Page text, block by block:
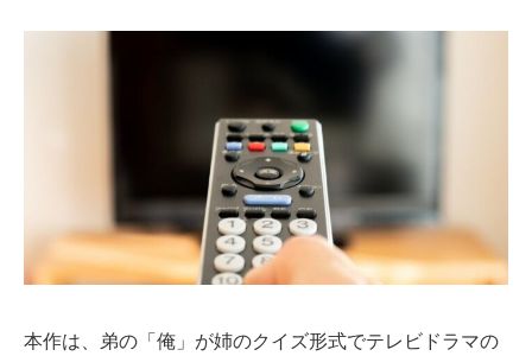
本作は、弟の「俺」が姉のクイズ形式でテレビドラマの